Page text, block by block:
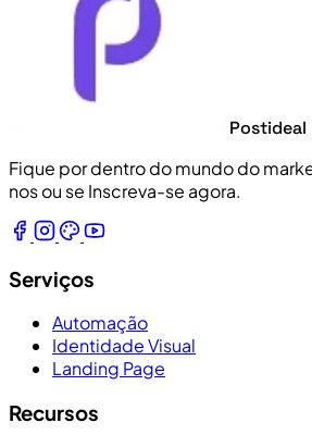
Postideal
Fique por dentro do mundo do
nos ou se Inscreva-se agora.
Serviços
Automação
Identidade Visual
Landing Page
Recursos